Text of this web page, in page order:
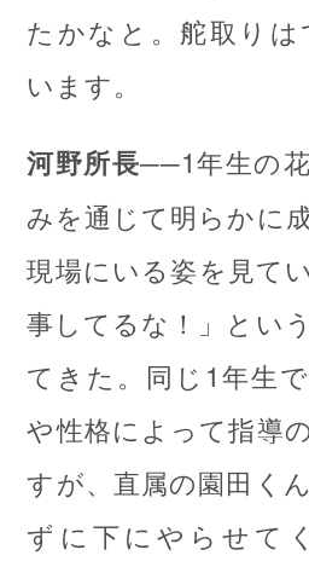
たかなと。舵取り
います。
河野所長──1年生の
みを通じて明らかに
現場にいる姿を見て
事してるな！」とい
てきた。同じ1年生
や性格によって指導
すが、直属の園田く
ずに下にやらせて